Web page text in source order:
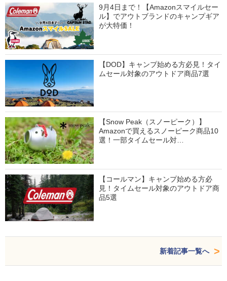
9月4日まで！【Amazonスマイルセー
ル】でアウトブランドのキャンプギア
が大特価！
【DOD】キャンプ始める方必見！タイ
ムセール対象のアウトドア商品7選
【Snow Peak（スノーピーク）】
Amazonで買えるスノーピーク商品10
選！一部タイムセール対…
【コールマン】キャンプ始める方必
見！タイムセール対象のアウトドア商
品5選
新着記事一覧へ